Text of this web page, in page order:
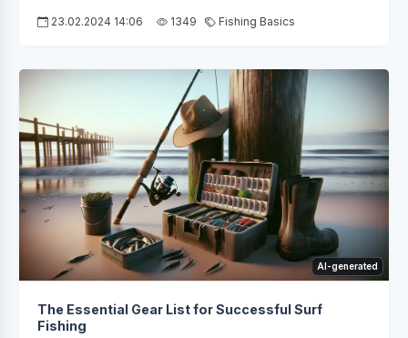
23.02.2024 14:06 1349 Fishing Basics
AI-generated
The Essential Gear List for Successful Surf
Fishing